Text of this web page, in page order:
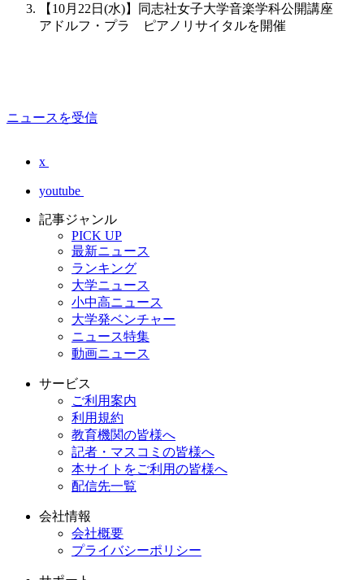
【10月22日(水)】同志社女子大学音楽学科公開講座
アドルフ・プラ ピアノリサイタルを開催
ニュースを受信
x
youtube
記事ジャンル
PICK UP
最新ニュース
ランキング
大学ニュース
小中高ニュース
大学発ベンチャー
ニュース特集
動画ニュース
サービス
ご利用案内
利用規約
教育機関の皆様へ
記者・マスコミの皆様へ
本サイトをご利用の皆様へ
配信先一覧
会社情報
会社概要
プライバシーポリシー